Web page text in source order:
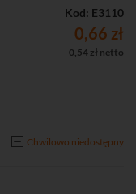
Kod: E3110
0,66 zł
0,54 zł netto
Chwilowo niedostępny